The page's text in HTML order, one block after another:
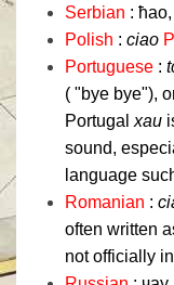
Serbian : ћао,
Polish : ciao
Portuguese :
( "bye bye"),
Portugal xau
sound,
language
Romanian :
often written
not officially